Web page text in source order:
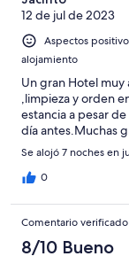
12 de jul de 2023
Aspectos
alojamiento
Un gran Hotel
,limpieza y orden
estancia a pesar
día antes.Muchas
Se alojó 7 noches en
0
Comentario verificado
8/10 Bueno